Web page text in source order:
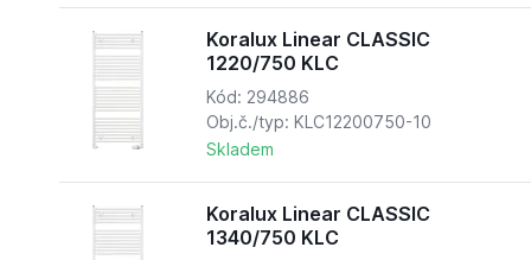
Koralux Linear CLASSIC
1220/750 KLC
Kód: 294886
Obj.č./typ: KLC12200750-10
Skladem
Koralux Linear CLASSIC
1340/750 KLC